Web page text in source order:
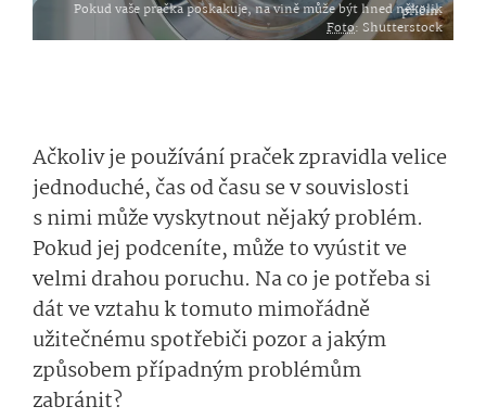
Pokud vaše pračka poskakuje, na vině může být hned několik příčin.
Foto: Shutterstock
Ačkoliv je používání praček zpravidla velice
jednoduché, čas od času se v souvislosti
s nimi může vyskytnout nějaký problém.
Pokud jej podceníte, může to vyústit ve
velmi drahou poruchu. Na co je potřeba si
dát ve vztahu k tomuto mimořádně
užitečnému spotřebiči pozor a jakým
způsobem případným problémům
zabránit?